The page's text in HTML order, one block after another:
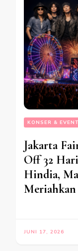
KONSER & EVENT
Jakarta
Off 32
Hindia,
Meriahkan
JUNI 17, 2026